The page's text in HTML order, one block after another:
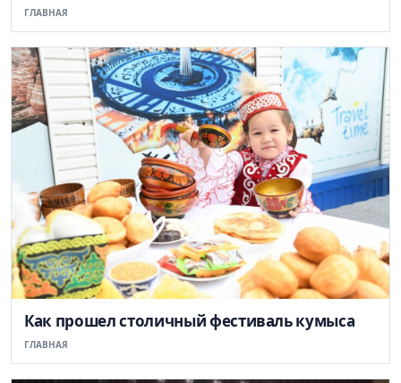
ГЛАВНАЯ
Как прошел столичный фестиваль кумыса
ГЛАВНАЯ